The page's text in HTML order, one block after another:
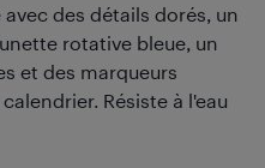
des détails dorés, un
rotative bleue, un
et des marqueurs
Résiste à l'eau